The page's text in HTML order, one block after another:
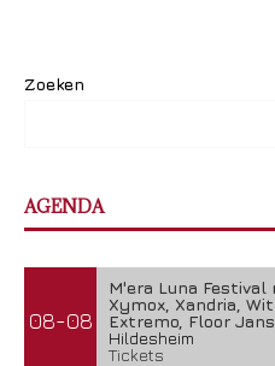
Zoeken
AGENDA
08-08
M'era Luna Festival
Xymox, Xandria,
Extremo, Floor
Hildesheim
Tickets